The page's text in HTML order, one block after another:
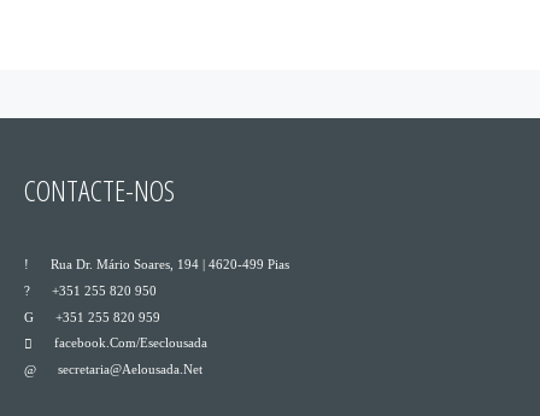
CONTACTE-NOS
Rua Dr. Mário Soares, 194 | 4620-499 Pias
+351 255 820 950
+351 255 820 959
Facebook.com/eseclousada
Secretaria@aelousada.net